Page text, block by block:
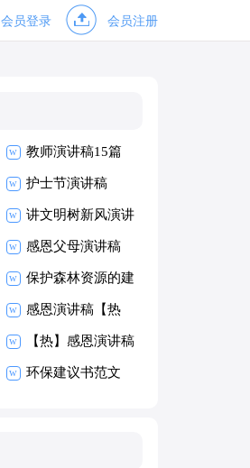
会员登录 会员注册
教师演讲稿15篇
护士节演讲稿
讲文明树新风演讲
稿
感恩父母演讲稿
【热】
保护森林资源的建
议书范文
感恩演讲稿【热
门】
【热】感恩演讲稿
环保建议书范文